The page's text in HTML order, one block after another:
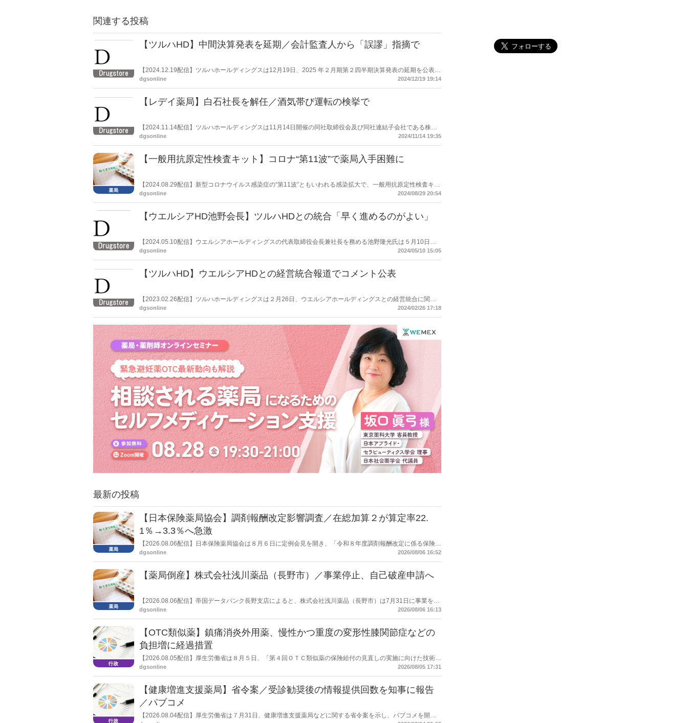
関連する投稿
【ツルハHD】中間決算発表を延期／会計監査人から「誤謬」指摘で
【2024.12.19配信】ツルハホールディングスは12月19日、2025 年２月期第２四半期決算発表の延期を公表し
た。過年度の連結財務諸表に関する誤謬が存在する可能性が判明したとしている。
dgsonline 2024/12/19 19:14
【レデイ薬局】白石社長を解任／酒気帯び運転の検挙で
【2024.11.14配信】ツルハホールディングスは11月14日開催の同社取締役会及び同社連結子会社である株式
会社レデイ薬局（本社：愛媛県松山市）の臨時株主総会において、同社執行役員でレデイ薬局代表取締役社長
dgsonline 2024/11/14 19:35
【一般用抗原定性検査キット】コロナ“第11波”で薬局入手困難に
【2024.08.29配信】新型コロナウイルス感染症の“第11波”ともいわれる感染拡大で、一般用抗原定性検査キッ
トが不足している。日本薬剤師会は厚生労働省に対し、不足解消に向けた措置を要望した。
dgsonline 2024/08/29 20:54
【ウエルシアHD池野会長】ツルハHDとの統合「早く進めるのがよい」
【2024.05.10配信】ウエルシアホールディングスの代表取締役会長兼社長を務める池野隆光氏は５月10日、
都内の会合で、ツルハホールディグスとの統合について触れ、「早く進めるのがよいと思っている」と述べ
dgsonline 2024/05/10 15:05
【ツルハHD】ウエルシアHDとの経営統合報道でコメント公表
【2023.02.26配信】ツルハホールディングスは２月26日、ウエルシアホールディングスとの経営統合に関す
る報道があったことを受け、コメントを公表した。
dgsonline 2024/02/26 17:18
最新の投稿
【日本保険薬局協会】調剤報酬改定影響調査／在総加算２が算定率22.
1％→3.3％へ急激
【2026.08.06配信】日本保険薬局協会は８月６日に定例会見を開き、「令和８年度調剤報酬改定に係る保険薬
局への影響」の調査結果を公表した。在宅分野では、在宅薬学総合体制加算2の算定率が22.1％から3.3％へ大
dgsonline 2026/08/06 16:52
【薬局倒産】株式会社浅川薬品（長野市）／事業停止、自己破産申請へ
【2026.08.06配信】帝国データバンク長野支店によると、株式会社浅川薬品（長野市）は7月31日に事業を停
止し、自己破産申請の準備に入った。
dgsonline 2026/08/06 16:13
【OTC類似薬】鎮痛消炎外用薬、慢性かつ重度の変形性膝関節症などの
負担増に経過措置
【2026.08.05配信】厚生労働省は８月５日、「第４回ＯＴＣ類似薬の保険給付の見直しの実施に向けた技術的
検討会」を開催。「中間とりまとめ（案）」を提示し了承した。今後、社会保障審議会医療保険部会等に報告
dgsonline 2026/08/05 17:31
【健康増進支援薬局】省令案／受診勧奨後の情報提供回数を知事に報告
／パブコメ
【2026.08.04配信】厚生労働省は７月31日、健康増進支援薬局などに関する省令案を示し、パブコメを開始